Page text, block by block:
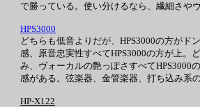
で勝っている。使い分けるなら、繊細さや
HPS3000
どちらも低音よりだが、HPS3000の方がド
感、原音忠実性すべてHPS3000の方が上。
み、ヴォーカルの艶っぽさすべてHPS3000
感がある。弦楽器、金管楽器、打ち込み系
HP-X122